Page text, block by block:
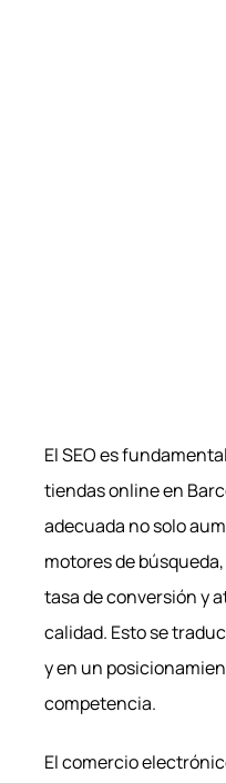
El SEO es
tiendas online en
adecuada no solo
motores de
tasa de conversión y
calidad. Esto se
y en un
competencia.
El comercio